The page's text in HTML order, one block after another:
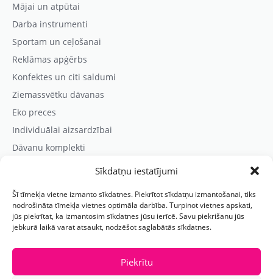
Sīkdatņu iestatījumi
Šī tīmekļa vietne izmanto sīkdatnes. Piekrītot sīkdatņu izmantošanai, tiks
nodrošināta tīmekļa vietnes optimāla darbība. Turpinot vietnes apskati,
jūs piekrītat, ka izmantosim sīkdatnes jūsu ierīcē. Savu piekrišanu jūs
jebkurā laikā varat atsaukt, nodzēšot saglabātās sīkdatnes.
Piekrītu
Mājai un atpūtai
Darba instrumenti
Sportam un ceļošanai
Reklāmas apģērbs
Konfektes un citi saldumi
Ziemassvētku dāvanas
Eko preces
Individuālai aizsardzībai
Dāvanu komplekti
Kontaktinformācija
Prezentreklāmas aģentūra “PARIS”
Reģ.nr.: 40103625328